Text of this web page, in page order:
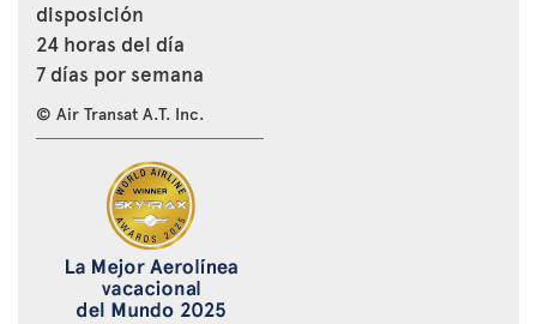
disposición
24 horas del día
7 días por semana
© Air Transat A.T. Inc.